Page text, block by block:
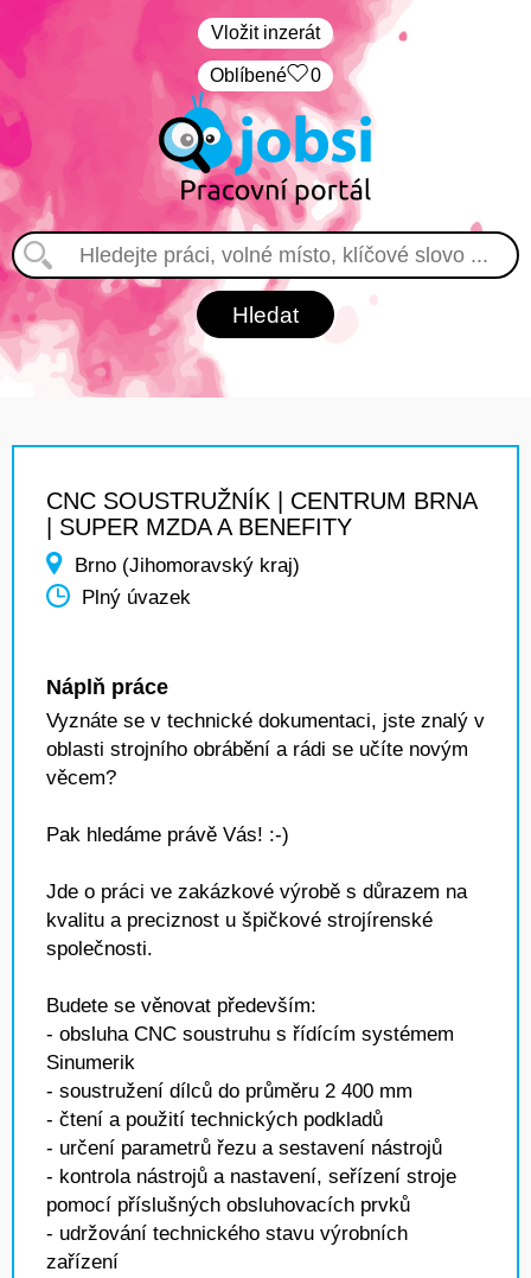
Vložit inzerát
Oblíbené 0
CNC SOUSTRUŽNÍK | CENTRUM BRNA
| SUPER MZDA A BENEFITY
Brno (Jihomoravský kraj)
Plný úvazek
Náplň práce
Vyznáte se v technické dokumentaci, jste znalý v
oblasti strojního obrábění a rádi se učíte novým
věcem?
Pak hledáme právě Vás! :-)
Jde o práci ve zakázkové výrobě s důrazem na
kvalitu a preciznost u špičkové strojírenské
společnosti.
Budete se věnovat především:
- obsluha CNC soustruhu s řídícím systémem
Sinumerik
- soustružení dílců do průměru 2 400 mm
- čtení a použití technických podkladů
- určení parametrů řezu a sestavení nástrojů
- kontrola nástrojů a nastavení, seřízení stroje
pomocí příslušných obsluhovacích prvků
- udržování technického stavu výrobních
zařízení